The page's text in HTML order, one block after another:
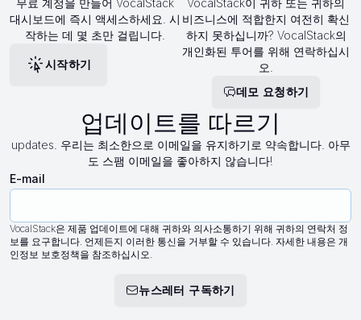
무료 계정을 만들어 VocalStack
대시보드에 즉시 액세스하세요. 시
작하는 데 몇 초만 걸립니다.
시작하기
VocalStack이 귀하 또는 귀하의
비즈니스에 적합한지 여전히 확신
하지 못하십니까? VocalStack의
개인화된 투어를 위해 연락하십시
오.
데모 요청하기
E-mail
VocalStack은 제품 업데이트에 대해 귀하와 의사소통하기 위해 귀하의 연락처 정
보를 요구합니다. 언제든지 이러한 통신을 거부할 수 있습니다. 자세한 내용은 개
인정보 보호정책을 참조하십시오.
뉴스레터 구독하기
업데이트를 따르기
updates. 우리는 최소한으로 이메일을 유지하기로 약속합니다. 아무
도 스팸 이메일을 좋아하지 않습니다!